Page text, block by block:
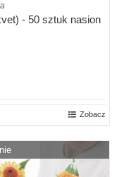
- 50 sztuk nasion
Zobacz